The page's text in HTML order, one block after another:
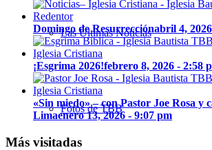
Las Últimas Noticias
Fotos de TBB
Domingo de Resurrecciónabril 4,
¡Esgrima 2026!febrero 8, 2026 - 2:58
«Sin miedo» – con Pastor Joe Rosa y
Limaenero 13, 2026 - 9:07 pm
Más visitadas